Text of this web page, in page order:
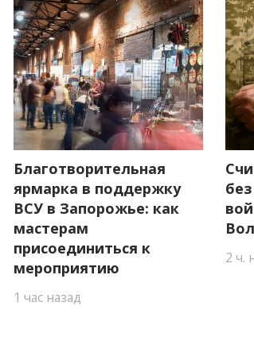
Благотворительная
ярмарка в поддержку
ВСУ в Запорожье: как
мастерам
присоединиться к
мероприятию
1 час назад
2 ч.